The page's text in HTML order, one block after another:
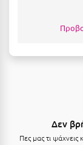
Κως
Δεν
Πες μας τι